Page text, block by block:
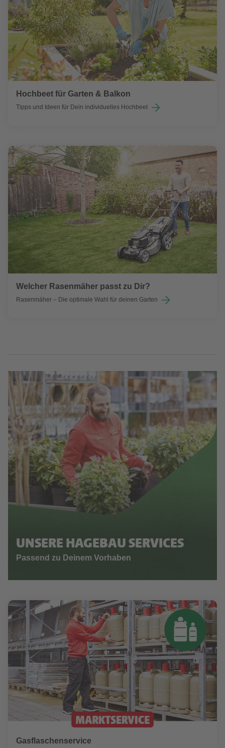
Hochbeet für Garten & Balkon
Tipps und Ideen für Dein individuelles Hochbeet
Welcher Rasenmäher passt zu Dir?
Rasenmäher – Die optimale Wahl für deinen Garten
UNSERE HAGEBAU SERVICES
Passend zu Deinem Vorhaben
Gasflaschenservice